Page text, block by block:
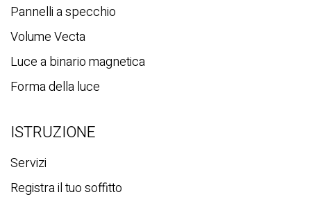
Pannelli a specchio
Volume Vecta
Luce a binario magnetica
Forma della luce
ISTRUZIONE
Servizi
Registra il tuo soffitto